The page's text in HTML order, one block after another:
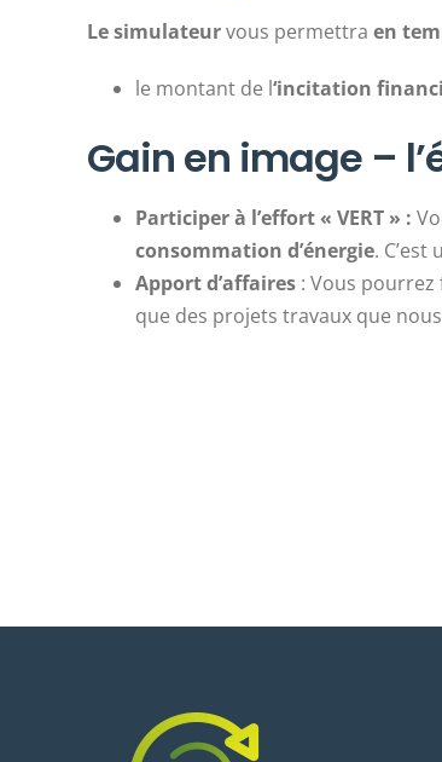
Le simulateurvous permettra en
le montant de l‘incitation
Gain en image –
Participer à l’effort « VERT » :
consommation d’énergie.
Apport d’affaires : Vous
que des projets travaux que